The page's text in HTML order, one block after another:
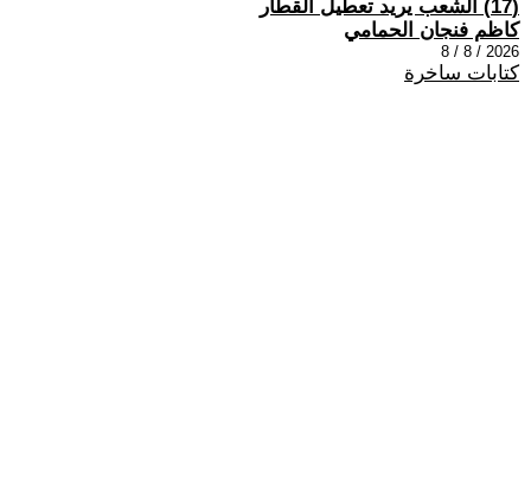
(17) الشعب يريد تعطيل القطار
كاظم فنجان الحمامي
2026 / 8 / 8
كتابات ساخرة